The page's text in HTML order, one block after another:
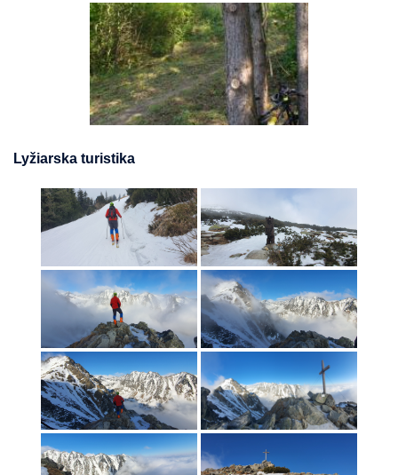
Lyžiarska turistika